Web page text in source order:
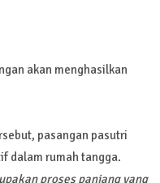
akan menghasilkan
pasangan pasutri
dalam rumah tangga.
proses panjang yang